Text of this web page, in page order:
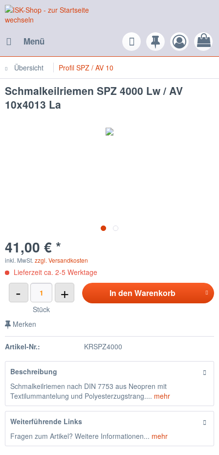
Menü
Übersicht Profil SPZ / AV 10
Schmalkeilriemen SPZ 4000 Lw / AV
10x4013 La
41,00 € *
inkl. MwSt. zzgl. Versandkosten
Lieferzeit ca. 2-5 Werktage
- +
Stück
In den Warenkorb
Merken
Artikel-Nr.: KRSPZ4000
Beschreibung
Schmalkeilriemen nach DIN 7753 aus Neopren mit
Textilummantelung und Polyesterzugstrang.... mehr
Weiterführende Links
Fragen zum Artikel? Weitere Informationen... mehr